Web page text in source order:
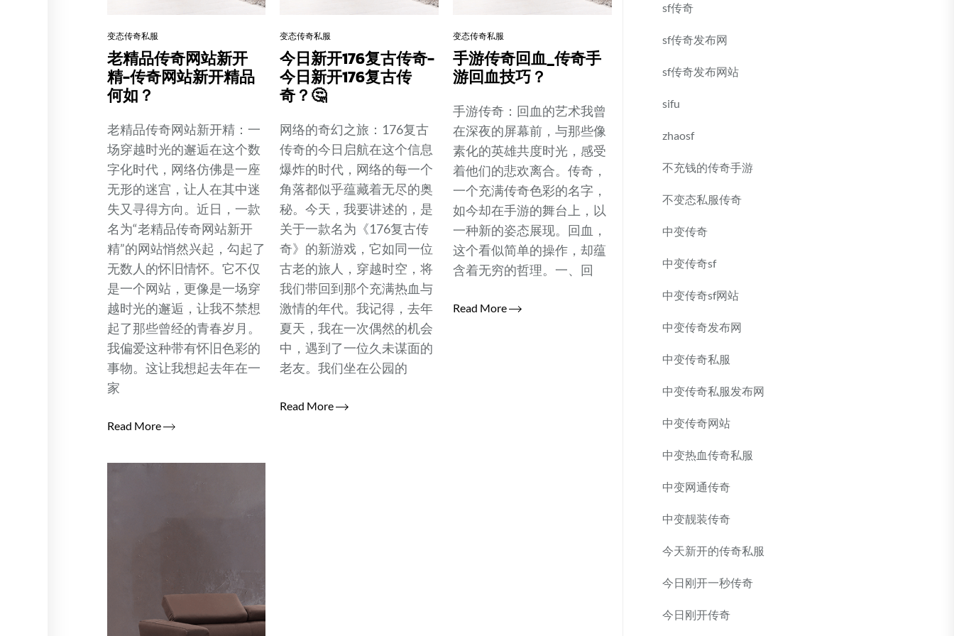
变态传奇私服
老精品传奇网站新开
精-传奇网站新开精品
何如？
老精品传奇网站新开精：一
场穿越时光的邂逅在这个数
字化时代，网络仿佛是一座
无形的迷宫，让人在其中迷
失又寻得方向。近日，一款
名为“老精品传奇网站新开
精”的网站悄然兴起，勾起了
无数人的怀旧情怀。它不仅
是一个网站，更像是一场穿
越时光的邂逅，让我不禁想
起了那些曾经的青春岁月。
我偏爱这种带有怀旧色彩的
事物。这让我想起去年在一
家
Read More
变态传奇私服
今日新开176复古传奇-
今日新开176复古传
奇？🤔
网络的奇幻之旅：176复古
传奇的今日启航在这个信息
爆炸的时代，网络的每一个
角落都似乎蕴藏着无尽的奥
秘。今天，我要讲述的，是
关于一款名为《176复古传
奇》的新游戏，它如同一位
古老的旅人，穿越时空，将
我们带回到那个充满热血与
激情的年代。我记得，去年
夏天，我在一次偶然的机会
中，遇到了一位久未谋面的
老友。我们坐在公园的
Read More
变态传奇私服
手游传奇回血_传奇手
游回血技巧？
手游传奇：回血的艺术我曾
在深夜的屏幕前，与那些像
素化的英雄共度时光，感受
着他们的悲欢离合。传奇，
一个充满传奇色彩的名字，
如今却在手游的舞台上，以
一种新的姿态展现。回血，
这个看似简单的操作，却蕴
含着无穷的哲理。一、回
Read More
sf传奇
sf传奇发布网
sf传奇发布网站
sifu
zhaosf
不充钱的传奇手游
不变态私服传奇
中变传奇
中变传奇sf
中变传奇sf网站
中变传奇发布网
中变传奇私服
中变传奇私服发布网
中变传奇网站
中变热血传奇私服
中变网通传奇
中变靓装传奇
今天新开的传奇私服
今日刚开一秒传奇
今日刚开传奇